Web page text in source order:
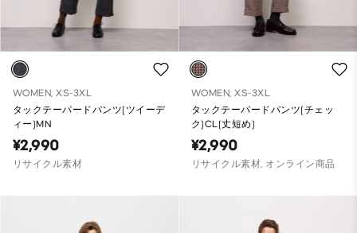
WOMEN, XS-3XL
タックテーパードパンツ(ツイーデ
ィー)MN
¥2,990
リサイクル素材
WOMEN, XS-3XL
タックテーパードパンツ(チェッ
ク)CL(丈短め)
¥2,990
リサイクル素材, オンライン商品